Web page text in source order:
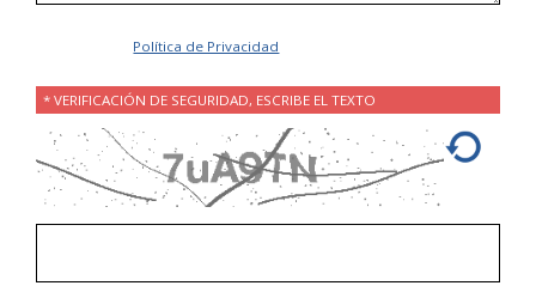
Política de Privacidad
* VERIFICACIÓN DE SEGURIDAD, ESCRIBE EL TEXTO